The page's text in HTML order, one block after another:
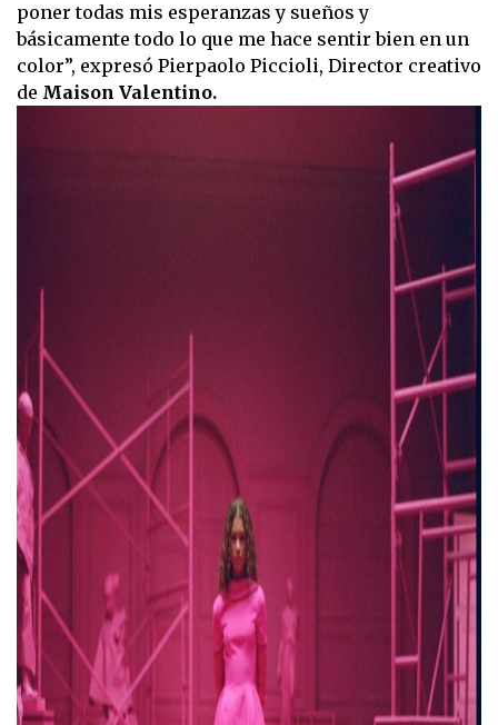
poner todas mis esperanzas y sueños y
básicamente todo lo que me hace sentir bien en un
color”, expresó Pierpaolo Piccioli, Director creativo
de Maison Valentino.